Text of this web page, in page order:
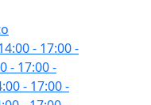
- 17:00-
- 17:00-
- 17:00-